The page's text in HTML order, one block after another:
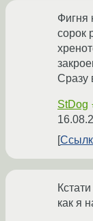
Фигня
сорок
Сразу
StDog
как я